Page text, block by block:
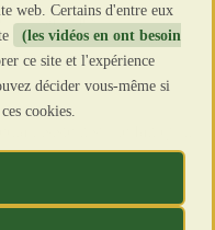
unanimes.
dans cette affaire.
web. Certains d'entre eux
(les vidéos en ont besoin
ce site et l'expérience
décider vous-même si
cookies.